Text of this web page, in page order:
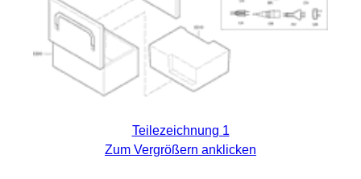
Teilezeichnung 1
Zum Vergrößern anklicken